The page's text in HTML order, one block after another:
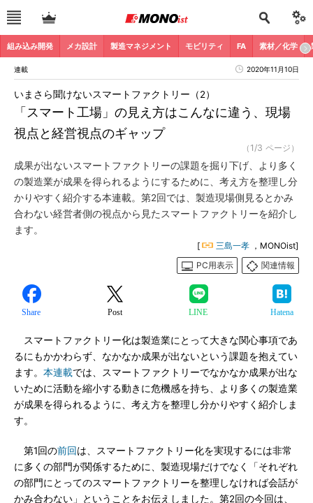
組み込み開発 メカ設計 製造マネジメント モビリティ FA 素材／化学
連載 2020年11月10日
「スマート工場」の見え方はこんなに違う、現場
視点と経営視点のギャップ
いまさら聞けないスマートファクトリー（2）
（1/3 ページ）
成果が出ないスマートファクトリーの課題を掘り下げ、より多く
の製造業が成果を得られるようにするために、考え方を整理し分
かりやすく紹介する本連載。第2回では、製造現場側見るとかみ
合わない経営者側の視点から見たスマートファクトリーを紹介し
ます。
[ 三島一孝 ，MONOist]
PC用表示
関連情報
Share Post LINE Hatena
スマートファクトリー化は製造業にとって大きな関心事項であ
るにもかかわらず、なかなか成果が出ないという課題を抱えてい
ます。 本連載では、スマートファクトリーでなかなか成果が出な
いために活動を縮小する動きに危機感を持ち、より多くの製造業
が成果を得られるように、考え方を整理し分かりやすく紹介しま
す。
第1回の前回は、スマートファクトリー化を実現するには非常
に多くの部門が関係するために、製造現場だけでなく「それぞれ
の部門にとってのスマートファクトリーを整理しなければ会話が
かみ合わない」ということをお伝えしました。第2回の今回は、